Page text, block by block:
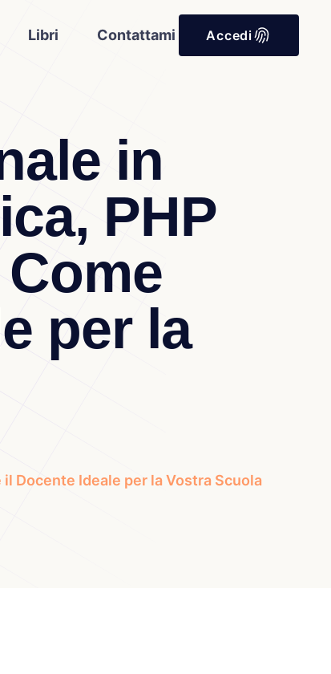
Libri Contattami Accedi
in
PHP
per la
Docente Ideale per la Vostra Scuola